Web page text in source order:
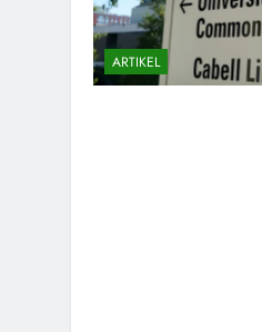
ARTIKEL